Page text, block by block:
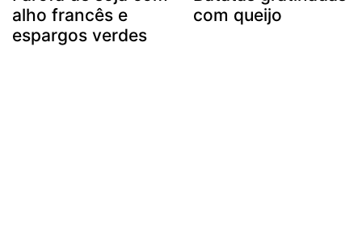
alho francês e
espargos verdes
com queijo